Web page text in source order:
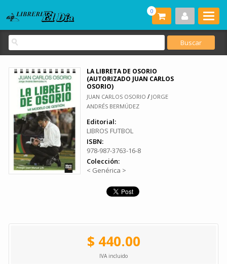
0
LA LIBRETA DE OSORIO
(AUTORIZADO JUAN CARLOS
OSORIO)
JUAN CARLOS OSORIO / JORGE
ANDRÉS BERMÚDEZ
Editorial:
LIBROS FUTBOL
ISBN:
978-987-3763-16-8
Colección:
< Genérica >
$ 440.00
IVA incluido